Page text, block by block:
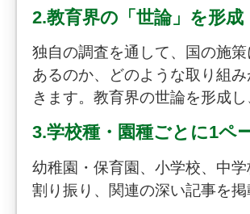
2.教育界の「世論」を形成
独自の調査を通して、国の施
あるのか、どのような取り組
きます。教育界の世論を形成
3.学校種・園種ごとに1ペ
幼稚園・保育園、小学校、中
割り振り、関連の深い記事を